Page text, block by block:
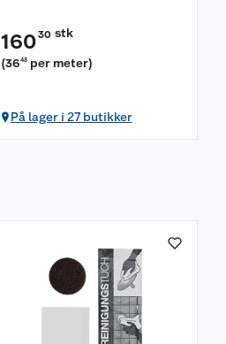
16030 stk
(3643 per meter)
På lager i 27 butikker